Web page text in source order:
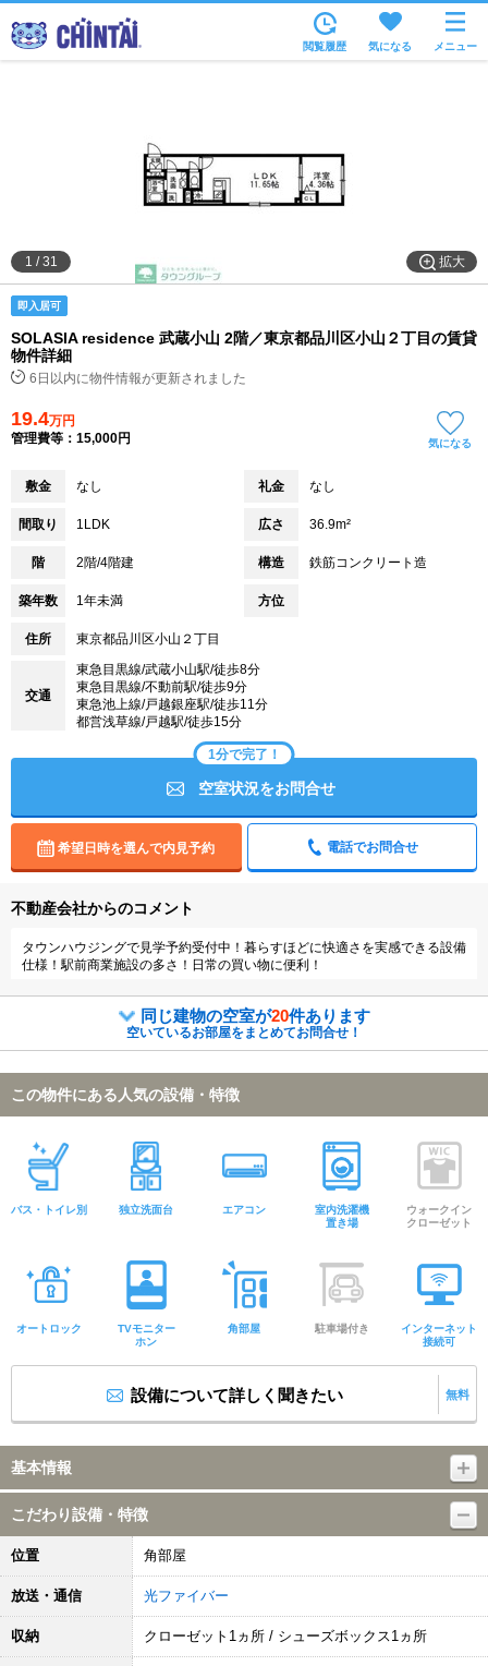
家賃相場から
通勤通学時間から
閲覧履歴 気になる メニュー
拡大
1 /31
即入居可
SOLASIA residence 武蔵小山 2階／東京都品川区小山２丁目の賃貸
物件詳細
6日以内に物件情報が更新されました
19.4万円
管理費等：15,000円
気になる
敷金 なし 礼金 なし
間取り 1LDK 広さ 36.9m²
階 2階/4階建 構造 鉄筋コンクリート造
築年数 1年未満 方位
住所 東京都品川区小山２丁目
交通
東急目黒線/武蔵小山駅/徒歩8分
東急目黒線/不動前駅/徒歩9分
東急池上線/戸越銀座駅/徒歩11分
都営浅草線/戸越駅/徒歩15分
1分で完了！
空室状況をお問合せ
希望日時を選んで内見予約 電話でお問合せ
不動産会社からのコメント
タウンハウジングで見学予約受付中！暮らすほどに快適さを実感できる設備
仕様！駅前商業施設の多さ！日常の買い物に便利！
同じ建物の空室が20件あります
空いているお部屋をまとめてお問合せ！
この物件にある人気の設備・特徴
バス・トイレ別 独立洗面台 エアコン
室内洗濯機
置き場
ウォークイン
クローゼット
オートロック
TVモニター
ホン
角部屋 駐車場付き
インターネット
接続可
設備について詳しく聞きたい 無料
基本情報
こだわり設備・特徴
位置 角部屋
放送・通信 光ファイバー
収納 クローゼット1ヵ所 / シューズボックス1ヵ所